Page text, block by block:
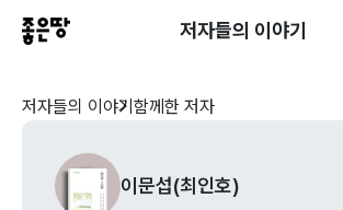
저자들의 이야기
저자들의 이야기 함께한 저자
이문섭(최인호)